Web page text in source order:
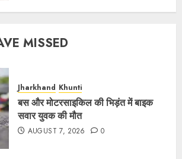
MISSED
Jharkhand Khunti
बस और मोटरसाइकिल की भिड़ंत में बाइक
सवार युवक की मौत
AUGUST 7, 2026 0